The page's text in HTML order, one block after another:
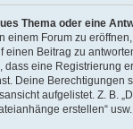
Thema oder eine
einem Forum zu
einen Beitrag zu
dass eine Registrierung
Deine Berechtigungen
aufgelistet. Z. B.
erstellen“ usw.